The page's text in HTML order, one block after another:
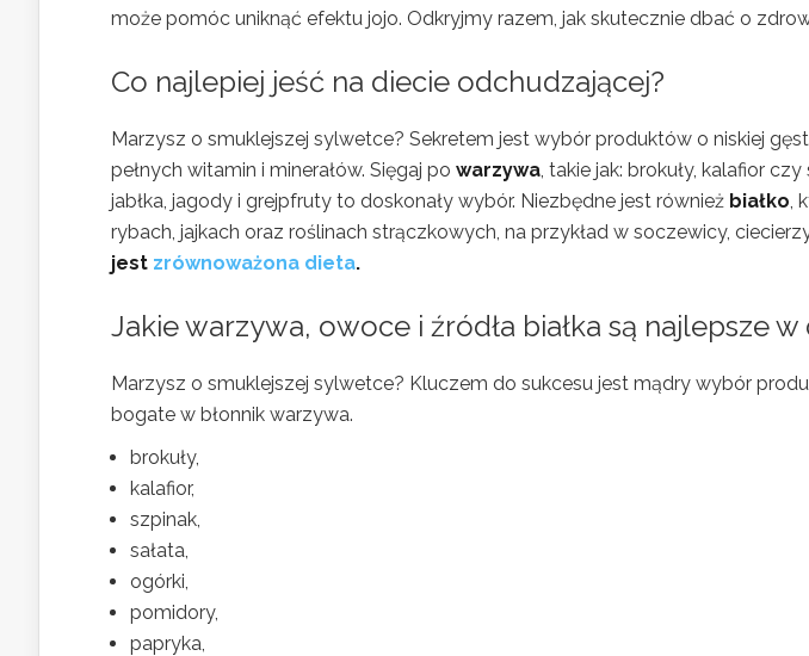
może pomóc uniknąć efektu jojo. Odkryjmy razem, jak skutecznie dbać o
Co najlepiej jeść na diecie odchudzającej?
Marzysz o smuklejszej sylwetce? Sekretem jest wybór produktów o niskiej
pełnych witamin i minerałów. Sięgaj po warzywa, takie jak: brokuły, kalafior
jabłka, jagody i grejpfruty to doskonały wybór. Niezbędne jest również białko,
rybach, jajkach oraz roślinach strączkowych, na przykład w soczewicy,
jest zrównoważona dieta.
Jakie warzywa, owoce i źródła białka są najlepsze
Marzysz o smuklejszej sylwetce? Kluczem do sukcesu jest mądry wybór
bogate w błonnik warzywa.
brokuły,
kalafior,
szpinak,
sałata,
ogórki,
pomidory,
papryka,